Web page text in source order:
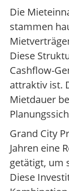
Die
stammen
Diese
Cashflow-
attraktiv ist.
Mietdauer
Grand City
Jahren eine
getätigt, um
Diese